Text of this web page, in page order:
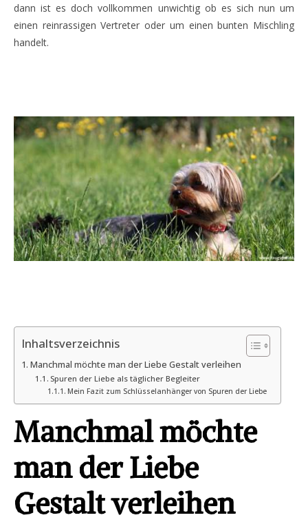
dann ist es doch vollkommen unwichtig ob es sich nun um
einen reinrassigen Vertreter oder um einen bunten Mischling
handelt.
Inhaltsverzeichnis
Manchmal möchte man der Liebe Gestalt verleihen
Spuren der Liebe als täglicher Begleiter
Mein Fazit zum Schlüsselanhänger von Spuren der Liebe
Manchmal möchte
man der Liebe
Gestalt verleihen